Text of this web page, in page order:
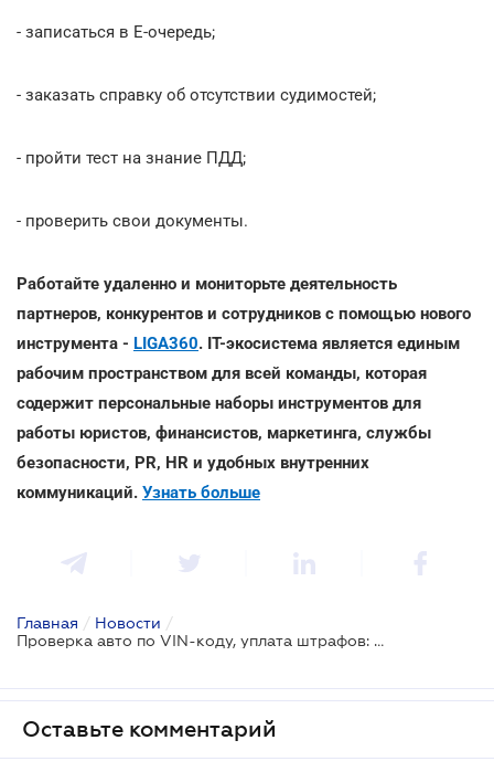
- записаться в Е-очередь;
- заказать справку об отсутствии судимостей;
- пройти тест на знание ПДД;
- проверить свои документы.
Работайте удаленно и мониторьте деятельность
партнеров, конкурентов и сотрудников с помощью нового
инструмента - LIGA360. IT-экосистема является единым
рабочим пространством для всей команды, которая
содержит персональные наборы инструментов для
работы юристов, финансистов, маркетинга, службы
безопасности, PR, HR и удобных внутренних
коммуникаций. Узнать больше
Главная / Новости /
Проверка авто по VIN-коду, уплата штрафов: в МВД расширили перечень онлайн-услуг
Оставьте комментарий